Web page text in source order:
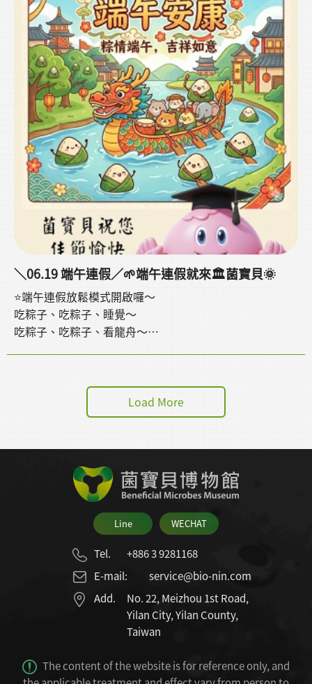
＼06.19 端午連假／🌱端午連假就來🏛️菌寶貝🌞
⭐️端午連假放鬆模式開啟囉～
吃粽子、吃粽子、睡覺～
吃粽子、吃粽子、看龍舟～
益生菌一包、益生菌一包！益生菌一包！
Load More
Line WECHAT
Tel.
+886 3 9281168
E-mail:
service@bio-nin.com
Add.
No. 22, Meizhou 1st Road,
Yilan City, Yilan County,
Taiwan
The content of the website is for reference only, and